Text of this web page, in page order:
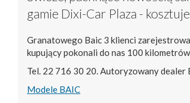
gamie Dixi-Car Plaza -
Granatowego Baic 3 klienci
kupujący pokonali do nas 100
Tel. 22 716 30 20. Autoryzowany dealer
Modele BAIC